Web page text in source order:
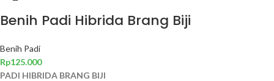
Benih Padi Hibrida Brang Biji
Benih Padi
Rp125.000
PADI HIBRIDA BRANG BIJI